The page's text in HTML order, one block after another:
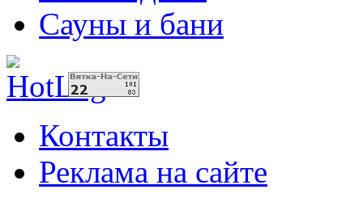
Сауны и бани
Контакты
Реклама на сайте